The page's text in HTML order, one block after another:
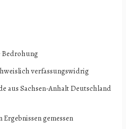
Bedrohung
verfassungswidrig
aus Sachsen-Anhalt Deutschland
gemessen